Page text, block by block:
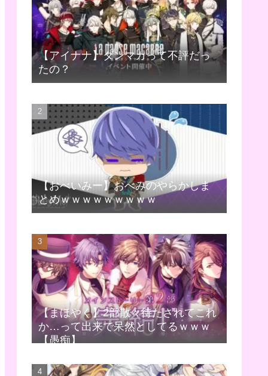
【アイナナ】ダンマカって不評だっ
たの？
【おべいみー】おべみのやらかしま
とめｗｗｗｗｗｗｗｗｗ
【まほやく】2部散々待たされてこれ
か…って出来で呆然としてるｗｗｗ
【愚痴】